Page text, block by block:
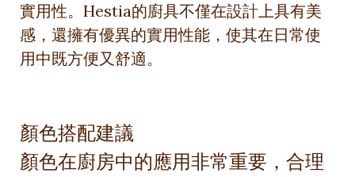
實用性。Hestia的廚具不僅在設計上具有美
感，還擁有優異的實用性能，使其在日常使
用中既方便又舒適。
顏色搭配建議
顏色在廚房中的應用非常重要，合理